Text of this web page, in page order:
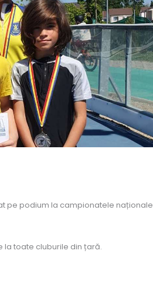
pe podium la campionatele naționale
la toate cluburile din țară.